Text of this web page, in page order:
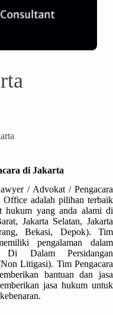
di Jakarta
/ Advokat / Pengacara
adalah pilihan terbaik
hukum yang anda alami di
Jakarta Selatan, Jakarta
Bekasi, Depok). Tim
pengalaman dalam
Di Dalam Persidangan
Litigasi). Tim Pengacara
bantuan dan jasa
jasa hukum untuk